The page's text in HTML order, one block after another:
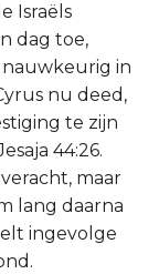
Israëls
dag toe,
nauwkeurig in
nu deed,
te zijn
44:26.
maar
lang daarna
ingevolge